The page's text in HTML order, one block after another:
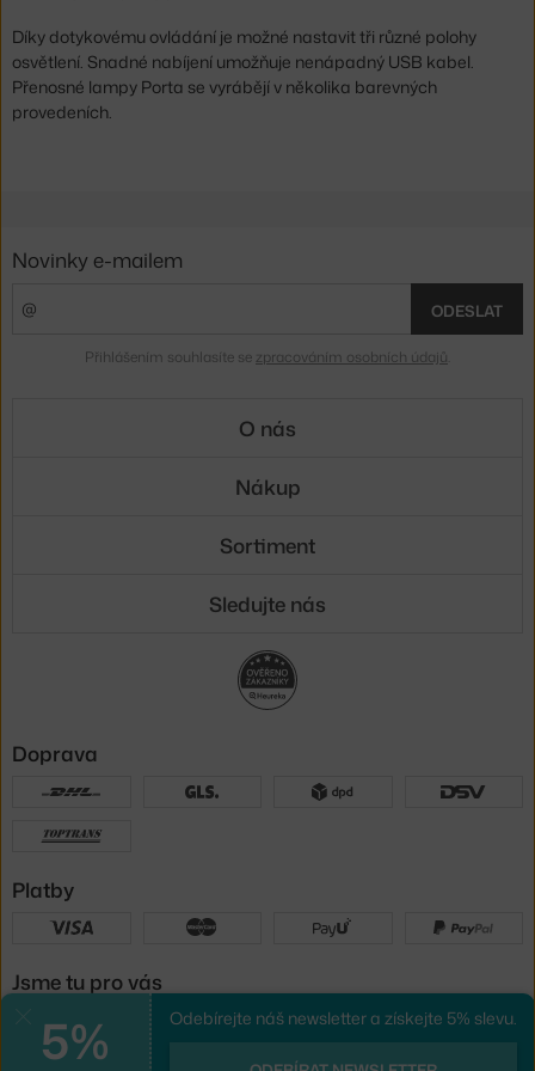
Díky dotykovému ovládání je možné nastavit tři různé polohy
osvětlení. Snadné nabíjení umožňuje nenápadný USB kabel.
Přenosné lampy Porta se vyrábějí v několika barevných
provedeních.
5% Odebírejte náš newsletter a získejte 5% slevu.
Novinky e-mailem
ODESLAT
Přihlášením souhlasíte se zpracováním osobních údajů
O nás
Nákup
Sortiment
Sledujte nás
Doprava
Platby
Jsme tu pro vás
e-shop na míruod